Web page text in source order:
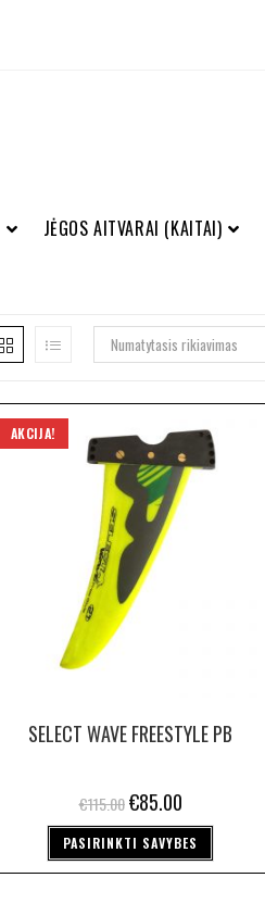
JĖGOS AITVARAI (KAITAI)
Numatytasis rikiavimas
AKCIJA!
SELECT WAVE FREESTYLE PB
€115.00 €85.00
PASIRINKTI SAVYBES